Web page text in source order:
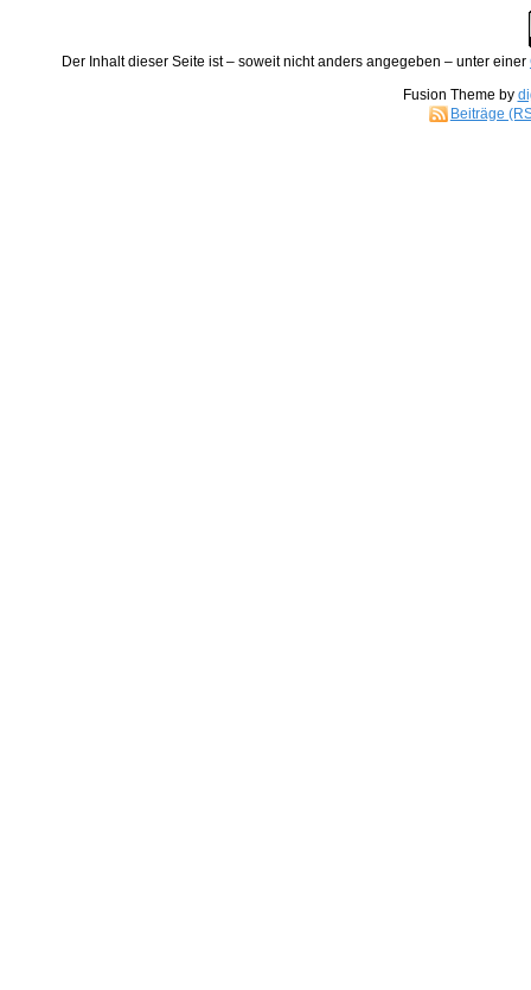
Der Inhaltdieser Seite ist – soweit nicht anders angegeben – unter einer
Fusion Theme by
Beiträge